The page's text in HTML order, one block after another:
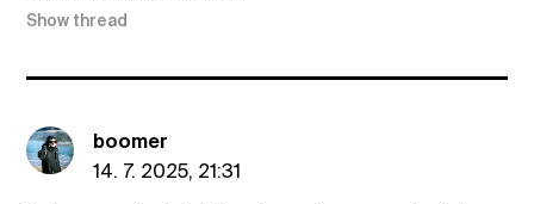
Show thread
boomer
14. 7. 2025, 21:31